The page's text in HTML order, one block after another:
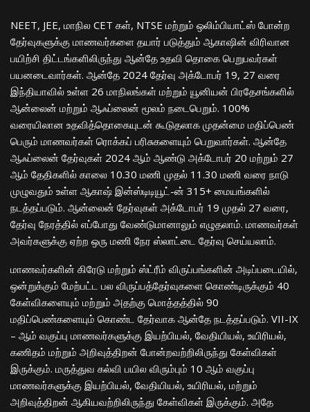
NEET, JEE, மாநில CET கள், NTSE மற்றும் ஒலிம்பியாட்ஸ் போன்ற
தேர்வுகளுக்கு மாணவர்களை தயார் படுத்தும் ஆகாஷின் விரிவான
பயிற்சி திட்டங்களிலிருந்து ஆன்தே உதவி தொகை பெறுபவர்கள்
பயனடைவார்கள். ஆன்தே 2024 தேர்வு அக்டோபர் 19, 27 வரை
இந்தியாவில் உள்ள 26 மாநிலங்கள் மற்றும் யூனியன் பிரதேசங்களில்
ஆன்லைன் மற்றும் ஆஃப்லைன் மூலம் நடைபெறும். 100%
வரையிலான உதவித்தொகையுடன் கூடுதலாக முதன்மை மதிப்பெண்
பெரும் மாணவர்கள் ரொக்கப் பரிசுகளையும் பெறுவார்கள். ஆன்தே
ஆஃப்லைன் தேர்வுகள் 2024 ஆம் ஆண்டு அக்டோபர் 20 மற்றும் 27
ஆம் தேதிகளில் காலை 10.30 மணி முதல் 11.30 மணி வரை நாடு
முழுவதும் உள்ள ஆகாஷ் இன்ஸ்டிடியூட்-ன் 315+ மையங்களில்
நடத்தப்படும். ஆன்லைன் தேர்வுகள் அக்டோபர் 19 முதல் 27 வரை,
தேர்வு நேரத்தில் எப்போது வேண்டுமானாலும் எழுதலாம். மாணவர்கள்
அவர்களுக்கு ஏற்ற ஒரு மணி நேர ஸ்லாட்டை தேர்வு செய்யலாம்.
மாணவர்களின் கிரேடு மற்றும் ஸ்ட்ரீம் விருப்பங்களின் அடிப்படையில்,
ஒன்றுக்கும் மேற்பட்ட பல விருப்பத்தேர்வுகளை கொண்டிருக்கும் 40
கேள்விகளையும் மற்றும் அதற்கு மொத்தத்தில் 90
மதிப்பெண்களையும் கொண்ட தேர்வாக ஆன்தே நடத்தப்படும். VII-IX
– ஆம் வகுப்பு மாணவர்களுக்கு இயற்பியல், வேதியியல், உயிரியல்,
கணிதம் மற்றும் அறிவுத்திறன் போன்றவற்றிலிருந்து கேள்விகள்
இருக்கும். மருத்துவ கல்வி பயில விரும்பும் 10 ஆம் வகுப்பு
மாணவர்களுக்கு இயற்பியல், வேதியியல், உயிரியல், மற்றும்
அறிவுத்திறன் ஆகியவற்றிலிருந்து கேள்விகள் இருக்கும். அதே